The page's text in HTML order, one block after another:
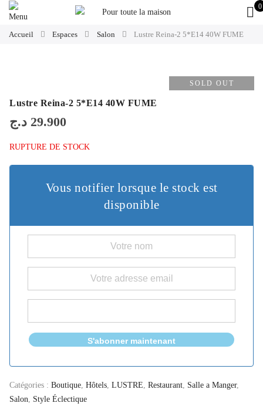
0
Accueil Espaces Salon Lustre Reina-2 5*E14 40W FUME
SOLD OUT
Lustre Reina-2 5*E14 40W FUME
29.900 د.ج
RUPTURE DE STOCK
Vous notifier lorsque le stock est
disponible
S'abonner maintenant
Catégories : Boutique, Hôtels, LUSTRE, Restaurant, Salle a Manger,
Salon, Style Éclectique